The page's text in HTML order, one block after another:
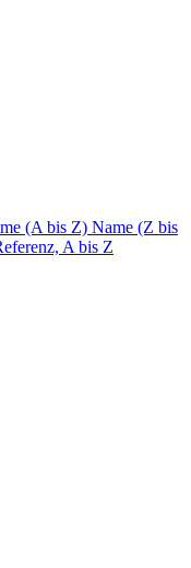
(A bis Z) Name (Z bis
A bis Z